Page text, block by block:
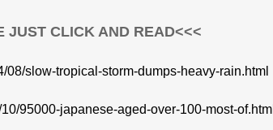
JUST CLICK AND READ<<<
slow-tropical-storm-dumps-heavy-rain.html
95000-japanese-aged-over-100-most-of.html